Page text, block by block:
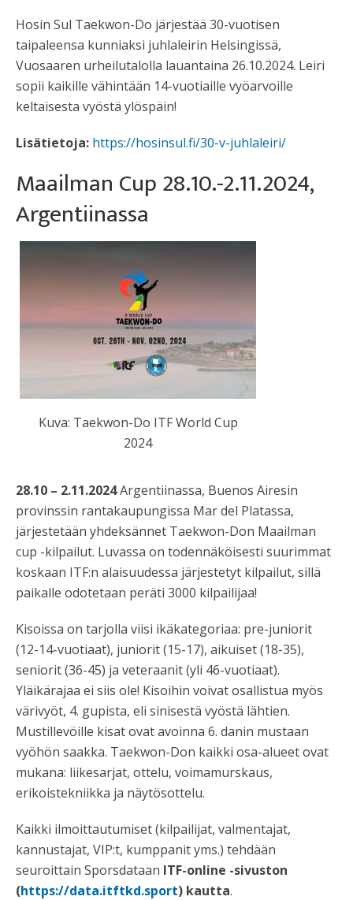
Hosin Sul Taekwon-Do järjestää 30-vuotisen
taipaleensa kunniaksi juhlaleirin Helsingissä,
Vuosaaren urheilutalolla lauantaina 26.10.2024. Leiri
sopii kaikille vähintään 14-vuotiaille vyöarvoille
keltaisesta vyöstä ylöspäin!
Lisätietoja: https://hosinsul.fi/30-v-juhlaleiri/
Maailman Cup 28.10.-2.11.2024,
Argentiinassa
Kuva: Taekwon-Do ITF World Cup
2024
28.10 – 2.11.2024Argentiinassa, Buenos Airesin
provinssin rantakaupungissa Mar del Platassa,
järjestetään yhdeksännet Taekwon-Don Maailman
cup -kilpailut. Luvassa on todennäköisesti suurimmat
koskaan ITF:n alaisuudessa järjestetyt kilpailut, sillä
paikalle odotetaan peräti 3000 kilpailijaa!
Kisoissa on tarjolla viisi ikäkategoriaa: pre-juniorit
(12-14-vuotiaat), juniorit (15-17), aikuiset (18-35),
seniorit (36-45) ja veteraanit (yli 46-vuotiaat).
Yläikärajaa ei siis ole! Kisoihin voivat osallistua myös
värivyöt, 4. gupista, eli sinisestä vyöstä lähtien.
Mustillevöille kisat ovat avoinna 6. danin mustaan
vyöhön saakka. Taekwon-Don kaikki osa-alueet ovat
mukana: liikesarjat, ottelu, voimamurskaus,
erikoistekniikka ja näytösottelu.
Kaikki ilmoittautumiset (kilpailijat, valmentajat,
kannustajat, VIP:t, kumppanit yms.) tehdään
seuroittain Sporsdataan ITF-online -sivuston
(https://data.itftkd.sport) kautta.